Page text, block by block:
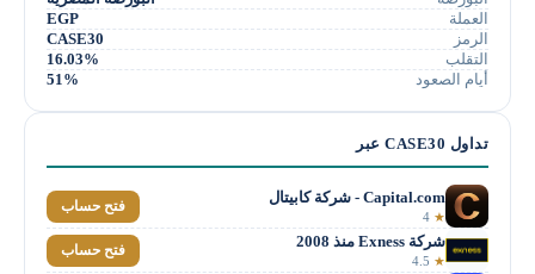
العملة
EGP
الرمز
CASE30
التقلب
16.03%
أيام الصعود
51%
تداول CASE30 عبر
Capital.com - شركة كابيتال
★
فتح حساب
شركة Exness منذ 2008
★
فتح حساب